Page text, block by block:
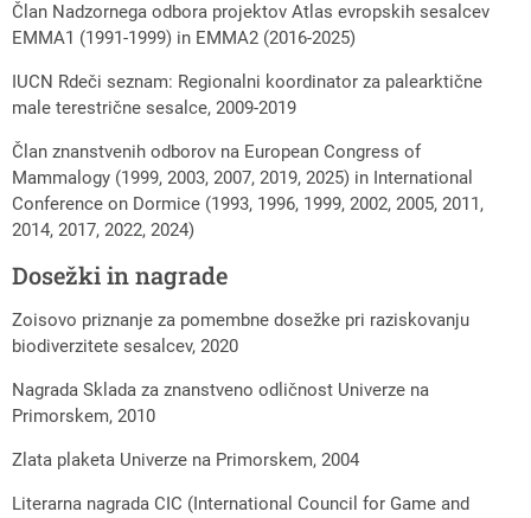
Član Nadzornega odbora projektov Atlas evropskih sesalcev
EMMA1 (1991-1999) in EMMA2 (2016-2025)
IUCN Rdeči seznam: Regionalni koordinator za palearktične
male terestrične sesalce, 2009-2019
Član znanstvenih odborov na European Congress of
Mammalogy (1999, 2003, 2007, 2019, 2025) in International
Conference on Dormice (1993, 1996, 1999, 2002, 2005, 2011,
2014, 2017, 2022, 2024)
Dosežki in nagrade
Zoisovo priznanje za pomembne dosežke pri raziskovanju
biodiverzitete sesalcev, 2020
Nagrada Sklada za znanstveno odličnost Univerze na
Primorskem, 2010
Zlata plaketa Univerze na Primorskem, 2004
Literarna nagrada CIC (International Council for Game and